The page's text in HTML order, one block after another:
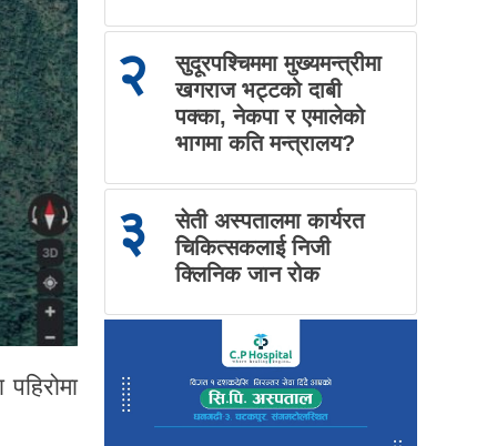
२
सुदूरपश्चिममा मुख्यमन्त्रीमा
खगराज भट्टको दाबी
पक्का, नेकपा र एमालेको
भागमा कति मन्त्रालय?
३
सेती अस्पतालमा कार्यरत
चिकित्सकलाई निजी
क्लिनिक जान रोक